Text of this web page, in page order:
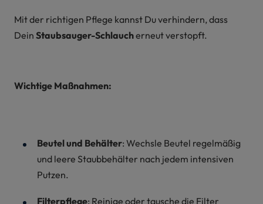
Mit der richtigen Pflege kannst Du verhindern, dass
Dein Staubsauger-Schlaucherneut verstopft.
Wichtige Maßnahmen:
Beutel und Behälter: Wechsle Beutel regelmäßig
und leere Staubbehälter nach jedem intensiven
Putzen.
Filterpflege: Reinige oder tausche die Filter